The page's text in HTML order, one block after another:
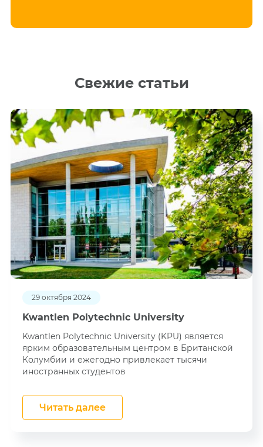
Свежие статьи
29 октября 2024
Kwantlen Polytechnic University
Kwantlen Polytechnic University (KPU) является
ярким образовательным центром в Британской
Колумбии и ежегодно привлекает тысячи
иностранных студентов
Читать далее